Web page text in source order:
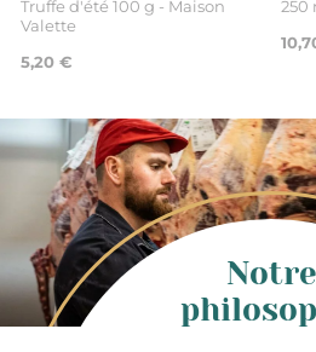
Truffe d'été 100 g - Maison
Valette
5,20 €
250
Notre